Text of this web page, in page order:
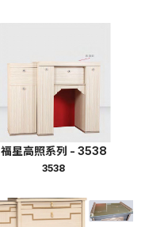
福星高照系列 - 3538
3538